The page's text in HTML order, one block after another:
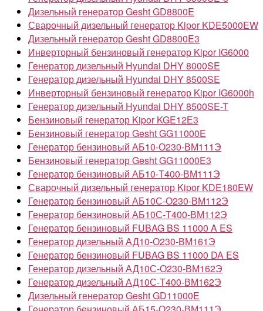
Дизельный генератор Gesht GD8800E
Сварочный дизельный генератор Kipor KDE5000EW
Дизельный генератор Gesht GD8800E3
Инверторный бензиновый генератор Kipor IG6000
Генератор дизельный Hyundai DHY 8000SE
Генератор дизельный Hyundai DHY 8500SE
Инверторный бензиновый генератор Kipor IG6000h
Генератор дизельный Hyundai DHY 8500SE-T
Бензиновый генератор Kipor KGE12Е3
Бензиновый генератор Gesht GG11000E
Генератор бензиновый АБ10-О230-ВМ111Э
Бензиновый генератор Gesht GG11000E3
Генератор бензиновый АБ10-Т400-ВМ111Э
Сварочный дизельный генератор Kipor KDE180EW
Генератор бензиновый АБ10С-О230-ВМ112Э
Генератор бензиновый АБ10С-Т400-ВМ112Э
Генератор бензиновый FUBAG BS 11000 A ES
Генератор дизельный АД10-О230-ВМ161Э
Генератор бензиновый FUBAG BS 11000 DA ES
Генератор дизельный АД10С-О230-ВМ162Э
Генератор дизельный АД10С-Т400-ВМ162Э
Дизельный генератор Gesht GD11000E